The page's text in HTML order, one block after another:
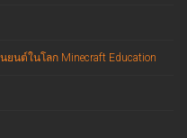
ยนต์ในโลก Minecraft Education